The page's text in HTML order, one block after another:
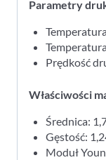
Parametry
Prędkość
Właściwości
Średnica:
Gęstość:
Moduł